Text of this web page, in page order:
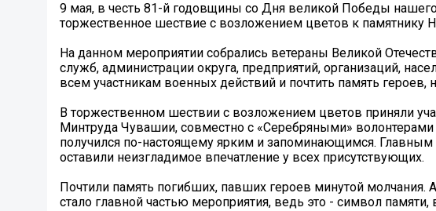
9 мая, в честь 81-й годовщины со Дня великой Победы
торжественное шествие с возложением цветов к памятнику
На данном мероприятии собрались ветераны Великой
служб, администрации округа, предприятий, организаций,
всем участникам военных действий и почтить память
В торжественном шествии с возложением цветов приняли
Минтруда Чувашии, совместно с «Серебряными»
получился по-настоящему ярким и запоминающимся.
оставили неизгладимое впечатление у всех присутствующих.
Почтили память погибших, павших героев минутой
стало главной частью мероприятия, ведь это - символ памяти,